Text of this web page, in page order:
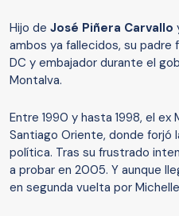
Hijo de José Piñera Carvallo
ambos ya fallecidos, su
DC y embajador durante el
Montalva.
Entre 1990 y hasta 1998, el
Santiago Oriente, donde forjó
política. Tras su frustrado
a probar en 2005. Y aunque
en segunda vuelta por